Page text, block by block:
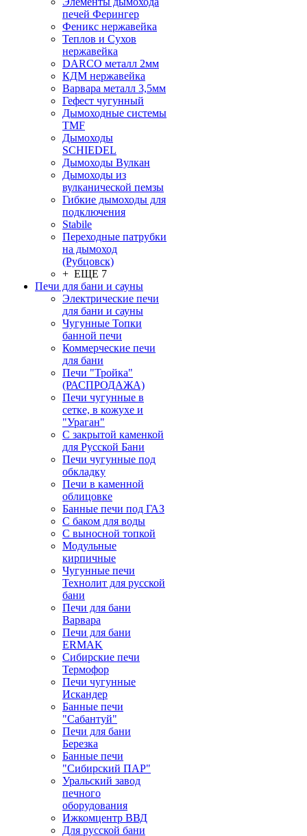
печей Ферингер
Феникс нержавейка
Теплов и Сухов
нержавейка
DARCO металл 2мм
КДМ нержавейка
Варвара металл 3,5мм
Гефест чугунный
Дымоходные системы
TMF
Дымоходы
SCHIEDEL
Дымоходы Вулкан
Дымоходы из
вулканической пемзы
Гибкие дымоходы для
подключения
Stabile
Переходные патрубки
на дымоход
(Рубцовск)
+ ЕЩЕ 7
Печи для бани и сауны
Электрические печи
для бани и сауны
Чугунные Топки
банной печи
Коммерческие печи
для бани
Печи "Тройка"
(РАСПРОДАЖА)
Печи чугунные в
сетке, в кожухе и
"Ураган"
С закрытой каменкой
для Русской Бани
Печи чугунные под
обкладку
Печи в каменной
облицовке
Банные печи под ГАЗ
С баком для воды
С выносной топкой
Модульные
кирпичные
Чугунные печи
Технолит для русской
бани
Печи для бани
Варвара
Печи для бани
ERMAK
Сибирские печи
Термофор
Печи чугунные
Искандер
Банные печи
"Сабантуй"
Печи для бани
Березка
Банные печи
"Сибирский ПАР"
Уральский завод
печного
оборудования
Ижкомцентр ВВД
Для русской бани